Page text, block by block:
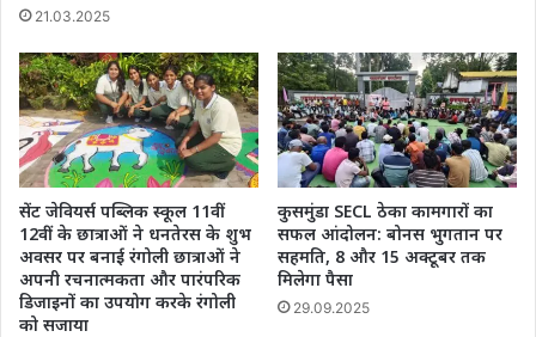
21.03.2025
सेंट जेवियर्स पब्लिक स्कूल 11वीं
12वीं के छात्राओं ने धनतेरस के शुभ
अवसर पर बनाई रंगोली छात्राओं ने
अपनी रचनात्मकता और पारंपरिक
डिजाइनों का उपयोग करके रंगोली
को सजाया
कुसमुंडा SECL ठेका कामगारों का
सफल आंदोलन: बोनस भुगतान पर
सहमति, 8 और 15 अक्टूबर तक
मिलेगा पैसा
29.09.2025